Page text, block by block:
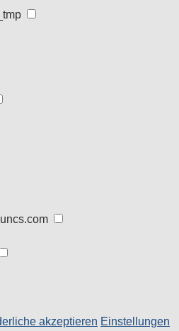
akzeptieren Einstellungen